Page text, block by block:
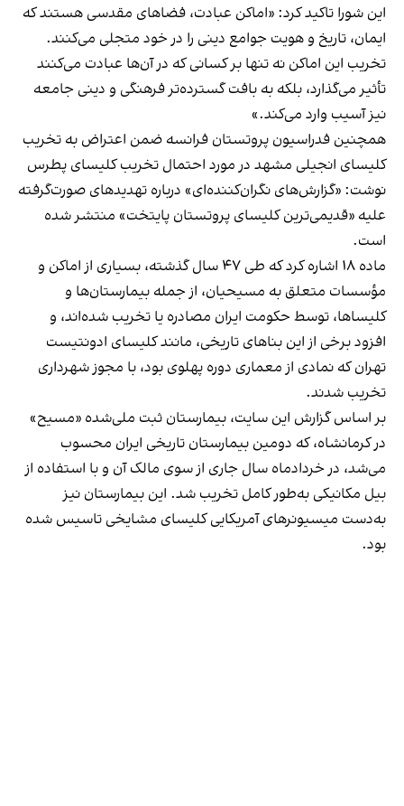
این شورا تاکید کرد: «اماکن عبادت، فضاهای مقدسی هستند که
ایمان، تاریخ و هویت جوامع دینی را در خود متجلی می‌کنند.
تخریب این اماکن نه تنها بر کسانی که در آن‌ها عبادت می‌کنند
تأثیر می‌گذارد، بلکه به بافت گسترده‌تر فرهنگی و دینی جامعه
نیز آسیب وارد می‌کند.»
همچنین فدراسیون پروتستان فرانسه ضمن اعتراض به تخریب
کلیسای انجیلی مشهد در مورد احتمال تخریب کلیسای پطرس
نوشت: «گزارش‌های نگران‌کننده‌ای» درباره تهدیدهای صورت‌گرفته
علیه «قدیمی‌ترین کلیسای پروتستان پایتخت» منتشر شده
است.
ماده ۱۸ اشاره کرد که طی ۴۷ سال گذشته، بسیاری از اماکن و
مؤسسات متعلق به مسیحیان، از جمله بیمارستان‌ها و
کلیساها، توسط حکومت ایران مصادره یا تخریب شده‌اند، و
افزود برخی از این بناهای تاریخی، مانند کلیسای ادونتیست
تهران که نمادی از معماری دوره پهلوی بود، با مجوز شهرداری
تخریب شدند.
بر اساس گزارش این سایت، بیمارستان ثبت ملی‌شده «مسیح»
در کرمانشاه، که دومین بیمارستان تاریخی ایران محسوب
می‌شد، در خردادماه سال جاری از سوی مالک آن و با استفاده از
بیل مکانیکی به‌طور کامل تخریب شد. این بیمارستان نیز
به‌دست میسیونرهای آمریکایی کلیسای مشایخی تاسیس شده
بود.